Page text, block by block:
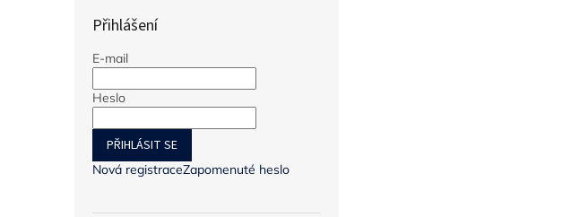
Přihlášení
E-mail
Heslo
PŘIHLÁSIT SE
Nová registraceZapomenuté heslo